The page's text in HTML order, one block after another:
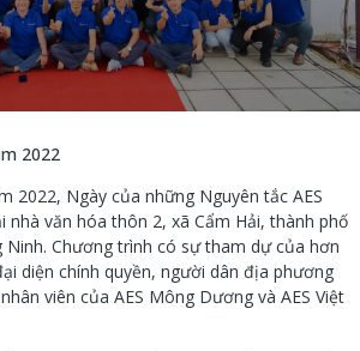
2022
2022, Ngày của những Nguyên tắc AES
nhà văn hóa thôn 2, xã Cẩm Hải, thành phố
Ninh. Chương trình có sự tham dự của hơn
diện chính quyền, người dân địa phương
viên của AES Mông Dương và AES Việt